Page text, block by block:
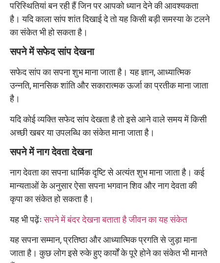
परिस्थितियां बन रही हैं जिन पर आपको ध्यान देने की आवश्यकता
है। यदि काला सांप शांत दिखाई दे तो यह किसी बड़ी समस्या के टलने
का संकेत भी हो सकता है।
सपने में सफेद सांप देखना
सफेद सांप का सपना शुभ माना जाता है। यह ज्ञान, आध्यात्मिक
उन्नति, मानसिक शांति और सकारात्मक ऊर्जा का प्रतीक माना जाता
है।
यदि कोई व्यक्ति सफेद सांप देखता है तो इसे आने वाले समय में किसी
अच्छी खबर या उपलब्धि का संकेत माना जाता है।
सपने में नाग देवता देखना
नाग देवता का सपना धार्मिक दृष्टि से अत्यंत शुभ माना जाता है। कई
मान्यताओं के अनुसार ऐसा सपना भगवान शिव और नाग देवता की
कृपा का संकेत हो सकता है।
यह भी पढ़ेंःसपने में बंदर देखना बताता है जीवन का यह संकेत
यह सपना सम्मान, प्रतिष्ठा और आध्यात्मिक प्रगति से जुड़ा माना
जाता है। कुछ लोग इसे रुके हुए कार्यों के पूरे होने का संकेत भी मानते